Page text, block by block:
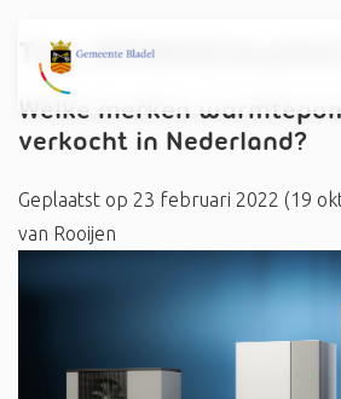
Tag:
Welke merken
verkocht in Nederland?
Geplaatst op 23 februari 2022 (19
van Rooijen